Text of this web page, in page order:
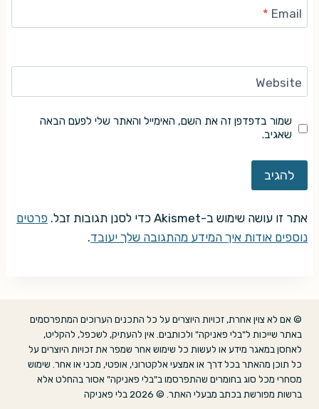
Email
*
Website
שמור בדפדפן זה את השם, האימייל והאתר שלי לפעם הבאה
שאגיב.
אתר זו עושה שימוש ב-Akismet כדי לסנן תגובות זבל.
פרטים
נוספים אודות איך המידע מהתגובה שלך יעובד.
© אם לא צוין אחרת, זכויות היוצרים על כל התכנים הערוכים המתפרסמים
באתר שייכות ל"בלי פאניקה" ולכותבים. אין להעתיק, לשכפל, להקליט,
לאחסן במאגר מידע או לעשות כל שימוש אחר שמפר את זכויות היוצרים על
כל תוכן מהאתר בכל דרך או אמצעי אלקטרוני, אופטי, מכני או אחר. שימוש
מסחרי מכל סוג בחומרים שהתפרסמו ב"בלי פאניקה" אסור בהחלט אלא
ברשות מפורשת בכתב מבעלי האתר. © 2026 בלי פאניקה